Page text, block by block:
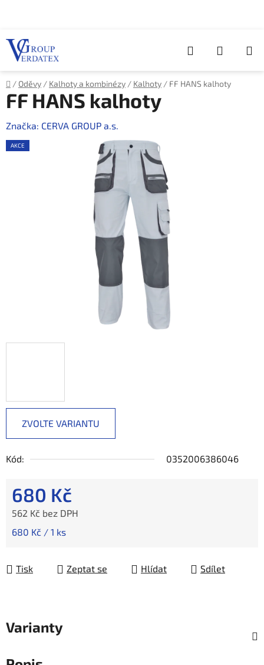
Hledat
KOŠÍK
Domů
/ Oděvy / Kalhoty a kombinézy / Kalhoty / FF HANS kalhoty
ZVOLTE VARIANTU
Kód: 0352006386046
680 Kč
562 Kč bez DPH
Měrná cena:
680 Kč / 1 ks
Tisk Zeptat se Hlídat Sdílet
FF HANS kalhoty
Značka: CERVA GROUP a.s.
AKCE
Varianty